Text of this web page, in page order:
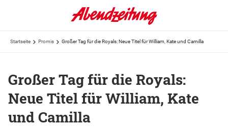
Startseite Promis Großer Tag für die Royals: Neue Titel für William, Kate und Camilla
Großer Tag für die Royals:
Neue Titel für William, Kate
und Camilla